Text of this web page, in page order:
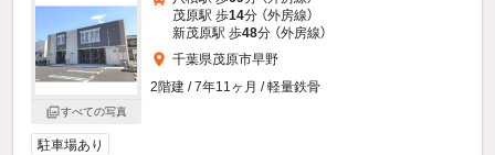
すべての写真
茂原駅 歩14分 （外房線）
新茂原駅 歩48分 （外房線）
千葉県茂原市早野
2階建 / 7年11ヶ月 / 軽量鉄骨
駐車場あり